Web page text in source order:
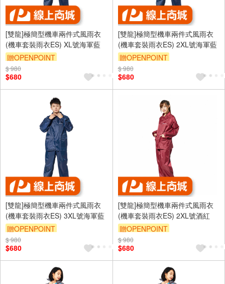
[雙龍]極簡型機車兩件式風雨衣
(機車套裝雨衣ES) XL號海軍藍
贈OPENPOINT
$ 980
$680
[雙龍]極簡型機車兩件式風雨衣
(機車套裝雨衣ES) 2XL號海軍藍
贈OPENPOINT
$ 980
$680
[雙龍]極簡型機車兩件式風雨衣
(機車套裝雨衣ES) 3XL號海軍藍
贈OPENPOINT
$ 980
$680
[雙龍]極簡型機車兩件式風雨衣
(機車套裝雨衣ES) 2XL號酒紅
贈OPENPOINT
$ 980
$680